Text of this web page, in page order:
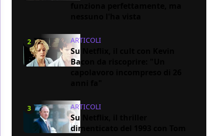
2 ARTICOLI
Su Netflix, il cult con Kevin
Bacon da riscoprire: "Un
3 ARTICOLI
Su Netflix, il thriller
dimenticato del 1993 con Tom